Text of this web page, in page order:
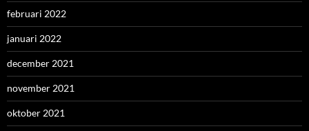
februari 2022
januari 2022
december 2021
november 2021
oktober 2021